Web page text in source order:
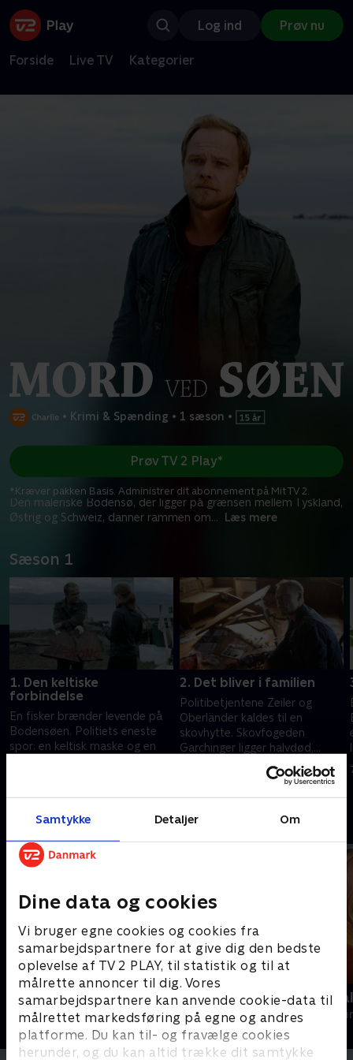
Samtykke Detaljer Om
Dine data og cookies
Vi bruger egne cookies og cookies fra
samarbejdspartnere for at give dig den bedste
oplevelse af TV 2 PLAY, til statistik og til at
målrette annoncer til dig. Vores
samarbejdspartnere kan anvende cookie-data til
målrettet markedsføring på egne og andres
platforme. Du kan til- og fravælge cookies
herunder, og du kan altid trække dit samtykke
Log ind Prøv nu
Forside Live TV Kategorier
• Krimi & Spænding • 1 sæson •
Den maleriske Bodensø, der ligger på grænsen mellem Tyskland,
Østrig og Schweiz, danner rammen om... Læs mere
Prøv TV 2 Play*
*Kræver pakken Basis. Administrer dit abonnement på Mit TV 2.
Sæson 1
1. Den keltiske
forbindelse
En fisker brænder levende på
Bodensøen. Politiets eneste
spor: en keltisk maske og en
2. Det bliver i familien
Politibetjentene Zeiler og
Oberländer kaldes til en
skovhytte. Skovfogeden
Garchinger ligger halvdød,
med 100.000 euro i kontakter.
1. december 2024 • 88 min
Andre så også
Mord i Alperne
Krimi & Spænding • 6 sæsoner
Mord på
Krimi &